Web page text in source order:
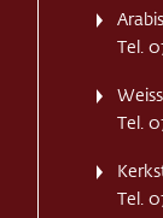
Tel.
Tel.
Tel.